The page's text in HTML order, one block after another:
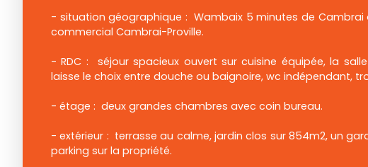
- situation géographique : Wambaix 5 minutes de Cambrai
commercial Cambrai-Proville.
- RDC : séjour spacieux ouvert sur cuisine équipée, la
laisse le choix entre douche ou baignoire, wc indépendant,
- étage : deux grandes chambres avec coin bureau.
- extérieur : terrasse au calme, jardin clos sur 854m2, un
parking sur la propriété.